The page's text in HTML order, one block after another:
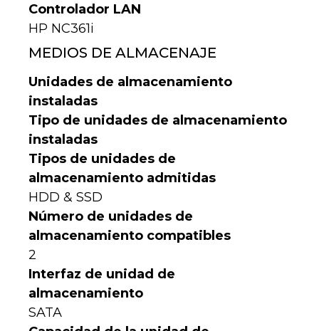
Controlador LAN
HP NC361i
MEDIOS DE ALMACENAJE
Unidades de almacenamiento
instaladas
Tipo de unidades de almacenamiento
instaladas
Tipos de unidades de
almacenamiento admitidas
HDD & SSD
Número de unidades de
almacenamiento compatibles
2
Interfaz de unidad de
almacenamiento
SATA